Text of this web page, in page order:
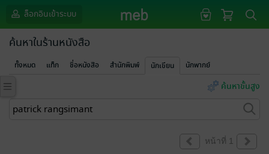
ล็อกอินเข้าระบบ
ค้นหาในร้านหนังสือ
ทั้งหมด แท็ก ชื่อหนังสือ สำนักพิมพ์ นักเขียน นักพากย์
ค้นหาขั้นสูง
หน้าที่ 1